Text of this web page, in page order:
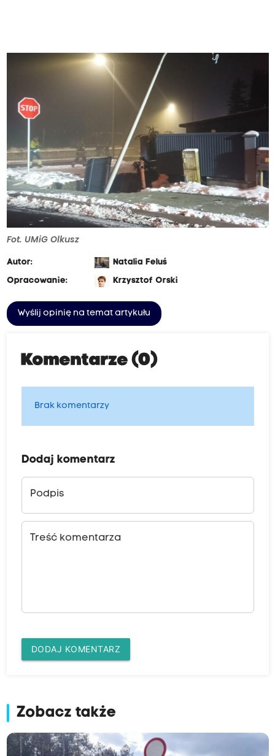
Fot. UMiG Olkusz
Autor:
Natalia Feluś
Opracowanie:
Krzysztof Orski
Wyślij opinię na temat artykułu
Komentarze (0)
Brak komentarzy
Dodaj komentarz
Podpis
Treść komentarza
DODAJ KOMENTARZ
Zobacz także